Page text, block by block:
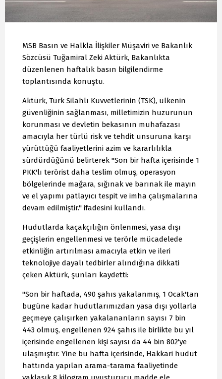
MSB Basın ve Halkla İlişkiler Müşaviri ve Bakanlık
Sözcüsü Tuğamiral Zeki Aktürk, Bakanlıkta
düzenlenen haftalık basın bilgilendirme
toplantısında konuştu.
Aktürk, Türk Silahlı Kuvvetlerinin (TSK), ülkenin
güvenliğinin sağlanması, milletimizin huzurunun
korunması ve devletin bekasının muhafazası
amacıyla her türlü risk ve tehdit unsuruna karşı
yürüttüğü faaliyetlerini azim ve kararlılıkla
sürdürdüğünü belirterek "Son bir hafta içerisinde 1
PKK'lı terörist daha teslim olmuş, operasyon
bölgelerinde mağara, sığınak ve barınak ile mayın
ve el yapımı patlayıcı tespit ve imha çalışmalarına
devam edilmiştir." ifadesini kullandı.
Hudutlarda kaçakçılığın önlenmesi, yasa dışı
geçişlerin engellenmesi ve terörle mücadelede
etkinliğin artırılması amacıyla etkin ve ileri
teknolojiye dayalı tedbirler alındığına dikkati
çeken Aktürk, şunları kaydetti:
"Son bir haftada, 490 şahıs yakalanmış, 1 Ocak'tan
bugüne kadar hudutlarımızdan yasa dışı yollarla
geçmeye çalışırken yakalananların sayısı 7 bin
443 olmuş, engellenen 924 şahıs ile birlikte bu yıl
içerisinde engellenen kişi sayısı da 44 bin 802'ye
ulaşmıştır. Yine bu hafta içerisinde, Hakkari hudut
hattında yapılan arama-tarama faaliyetinde